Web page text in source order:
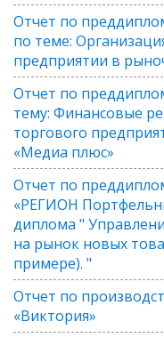
Отчет по
по теме:
предприятии в
Отчет по
тему: Финансовые
торгового
«Медиа плюс»
Отчет по
«РЕГИОН
диплома "
на рынок новых
примере). "
Отчет по
«Виктория»